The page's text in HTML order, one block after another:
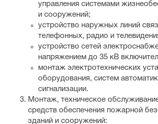
управления системами
и сооружений;
устройство наружных линий
телефонных, радио и
устройство сетей
напряжением до 35 кВ
монтаж электротехнических
оборудования, систем
сигнализации.
Монтаж, техническое
средств обеспечения пожарной
зданий и сооружений: